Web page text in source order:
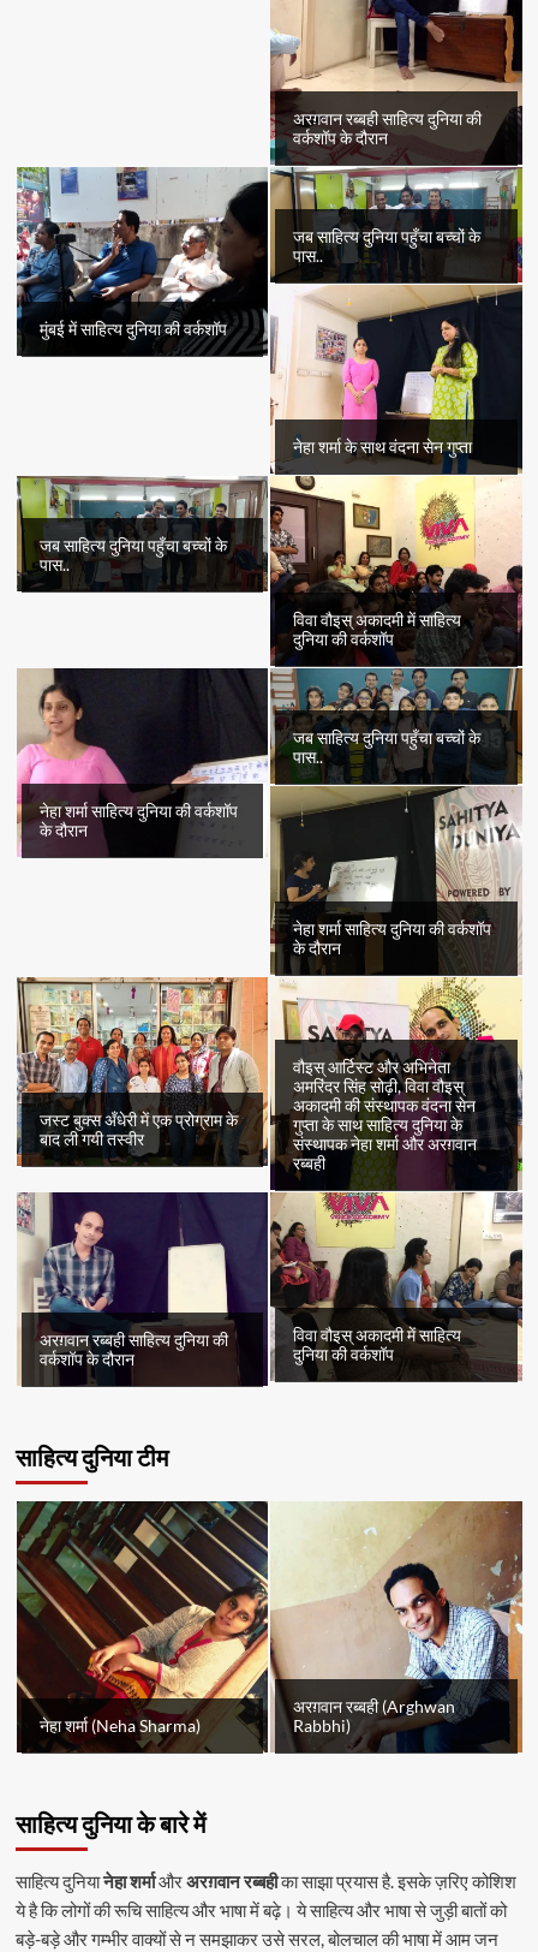
अरग़वान रब्बही साहित्य दुनिया की
वर्कशॉप के दौरान
मुंबई में साहित्य दुनिया की वर्कशॉप
जब साहित्य दुनिया पहुँचा बच्चों के
पास..
नेहा शर्मा के साथ वंदना सेन गुप्ता
जब साहित्य दुनिया पहुँचा बच्चों के
पास..
विवा वौइस् अकादमी में साहित्य
दुनिया की वर्कशॉप
नेहा शर्मा साहित्य दुनिया की वर्कशॉप
के दौरान
जब साहित्य दुनिया पहुँचा बच्चों के
पास..
नेहा शर्मा साहित्य दुनिया की वर्कशॉप
के दौरान
जस्ट बुक्स अँधेरी में एक प्रोग्राम के
बाद ली गयी तस्वीर
वौइस् आर्टिस्ट और अभिनेता
अमरिंदर सिंह सोढ़ी, विवा वौइस्
अकादमी की संस्थापक वंदना सेन
गुप्ता के साथ साहित्य दुनिया के
संस्थापक नेहा शर्मा और अरग़वान
रब्बही
अरग़वान रब्बही साहित्य दुनिया की
वर्कशॉप के दौरान
विवा वौइस् अकादमी में साहित्य
दुनिया की वर्कशॉप
साहित्य दुनिया टीम
नेहा शर्मा (Neha Sharma)
अरग़वान रब्बही (Arghwan
Rabbhi)
साहित्य दुनिया के बारे में
साहित्य दुनियानेहा शर्माऔरअरग़वान रब्बहीका साझा प्रयास है. इसके ज़रिए कोशिश
ये है कि लोगों की रूचि साहित्य और भाषा में बढ़े। ये साहित्य और भाषा से जुड़ी बातों को
बड़े-बड़े और गम्भीर वाक्यों से न समझाकर उसे सरल, बोलचाल की भाषा में आम जन